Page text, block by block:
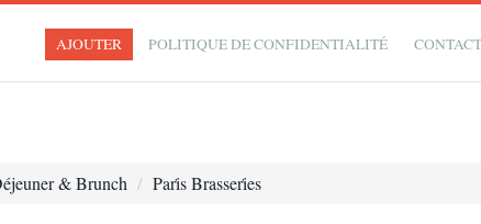
AJOUTER POLITIQUE DE CONFIDENTIALITÉ
& Brunch Pari̇s Brasseri̇es